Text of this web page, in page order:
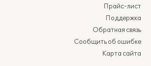
Прайс-лист
Поддержка
Обратная связь
Сообщить об ошибке
Карта сайта